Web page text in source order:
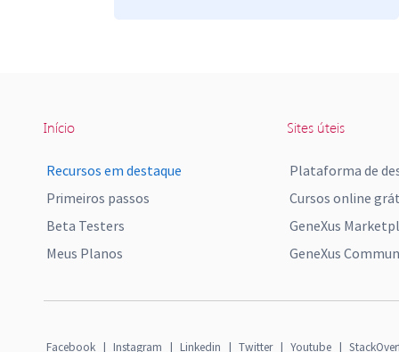
Início
Recursos em destaque
Primeiros passos
Beta Testers
Meus Planos
Sites úteis
Plataforma de
Cursos online
GeneXus
GeneXus
Facebook | Instagram | Linkedin | Twitter | Youtube |